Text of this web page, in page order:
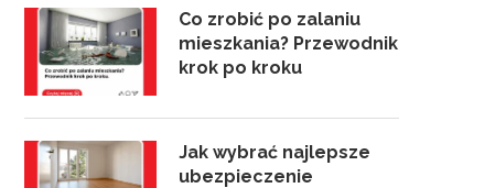
Co zrobić po zalaniu
mieszkania? Przewodnik
krok po kroku
Jak wybrać najlepsze
ubezpieczenie